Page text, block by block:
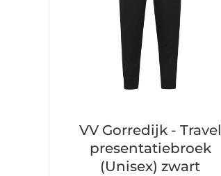
VV Gorredijk - Travel
presentatiebroek
(Unisex) zwart